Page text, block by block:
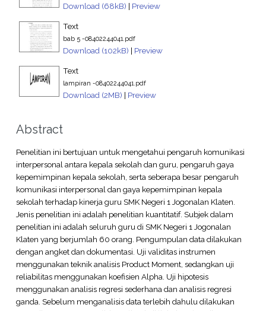
Download (68kB) | Preview
Text
bab 5 -08402244041.pdf
Download (102kB) | Preview
Text
lampiran -08402244041.pdf
Download (2MB) | Preview
Abstract
Penelitian ini bertujuan untuk mengetahui pengaruh komunikasi
interpersonal antara kepala sekolah dan guru, pengaruh gaya
kepemimpinan kepala sekolah, serta seberapa besar pengaruh
komunikasi interpersonal dan gaya kepemimpinan kepala
sekolah terhadap kinerja guru SMK Negeri 1 Jogonalan Klaten.
Jenis penelitian ini adalah penelitian kuantitatif. Subjek dalam
penelitian ini adalah seluruh guru di SMK Negeri 1 Jogonalan
Klaten yang berjumlah 60 orang. Pengumpulan data dilakukan
dengan angket dan dokumentasi. Uji validitas instrumen
menggunakan teknik analisis Product Moment, sedangkan uji
reliabilitas menggunakan koefisien Alpha. Uji hipotesis
menggunakan analisis regresi sederhana dan analisis regresi
ganda. Sebelum menganalisis data terlebih dahulu dilakukan